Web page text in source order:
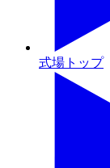
式場トップ